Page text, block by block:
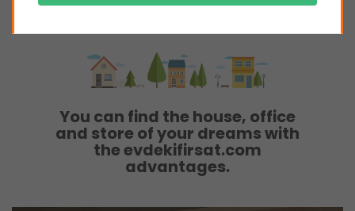
You can find the house, office
and store of your dreams with
the evdekifirsat.com
advantages.